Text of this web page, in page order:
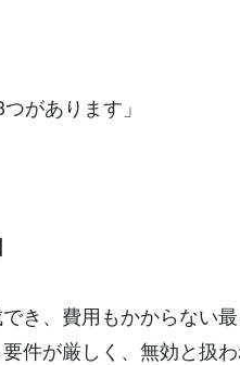
があります」
き、費用もかからない最
件が厳しく、無効と扱